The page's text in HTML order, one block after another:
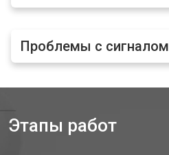
Проблемы с сигналом
Этапы работ